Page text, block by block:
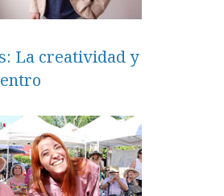
La creatividad y